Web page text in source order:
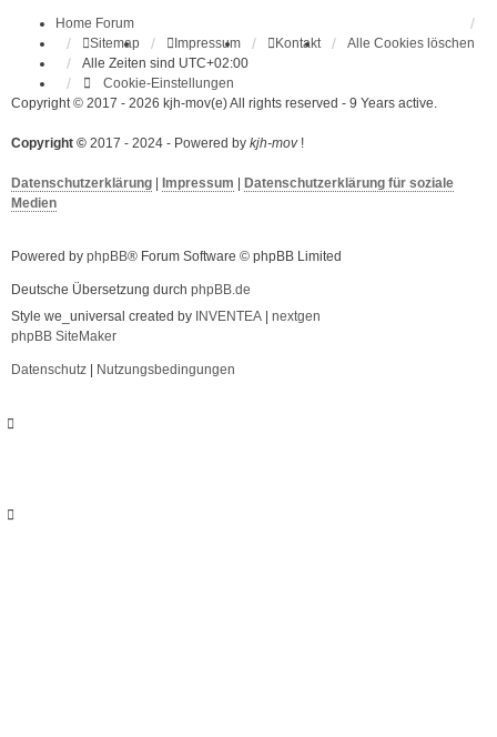
Home Forum
Sitemap
Impressum Kontakt
Alle Cookies löschen
Alle Zeiten sind UTC+02:00
Cookie-Einstellungen
Copyright © 2017 - 2026 kjh-mov(e) All rights reserved - 9 Years active.
Copyright © 2017 - 2024 - Powered by kjh-mov!
Datenschutzerklärung Impressum
Datenschutzerklärung für soziale
Medien
Powered by phpBB® Forum Software © phpBB Limited
Deutsche Übersetzung durch phpBB.de
Style we_universal created by INVENTEA
nextgen
phpBB SiteMaker
Datenschutz Nutzungsbedingungen